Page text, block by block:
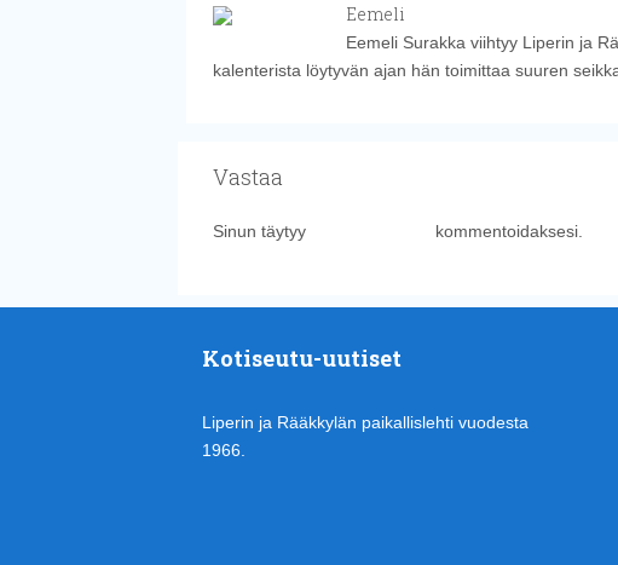
Eemeli
Eemeli Surakka viihtyy Liperin ja
kalenterista löytyvän ajan hän toimittaa suuren
Vastaa
Sinun täytyy kommentoidaksesi.
Kotiseutu-uutiset
Liperin ja Rääkkylän paikallislehti vuodesta
1966.